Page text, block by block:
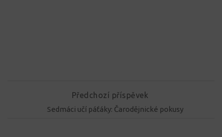
Předchozí příspěvek
Sedmáci učí páťáky: Čarodějnické pokusy